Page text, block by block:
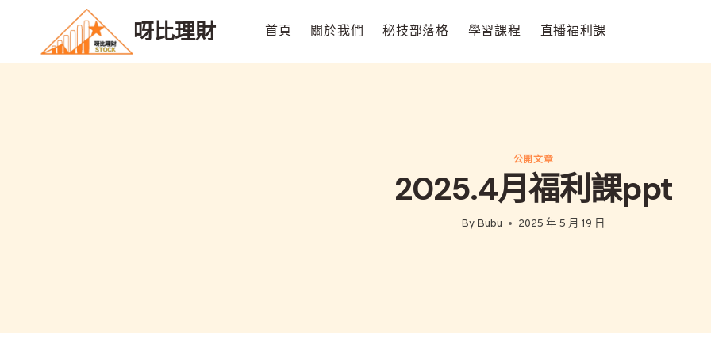
content
呀比理財 首頁 關於我們 秘技部落格 學習課程 直播福利課
公開文章
2025.4月福利課ppt
By Bubu 2025 年 5 月 19 日